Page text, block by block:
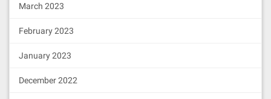
March 2023
February 2023
January 2023
December 2022